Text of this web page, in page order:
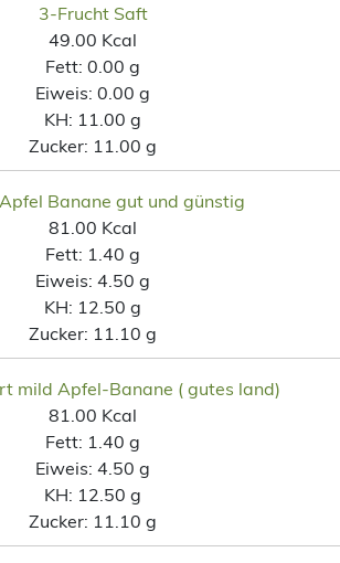
3-Frucht Saft
49.00 Kcal
Fett: 0.00 g
Eiweis: 0.00 g
KH: 11.00 g
Zucker: 11.00 g
Banane gut und günstig
81.00 Kcal
Fett: 1.40 g
Eiweis: 4.50 g
KH: 12.50 g
Zucker: 11.10 g
mild Apfel-Banane ( gutes land)
81.00 Kcal
Fett: 1.40 g
Eiweis: 4.50 g
KH: 12.50 g
Zucker: 11.10 g